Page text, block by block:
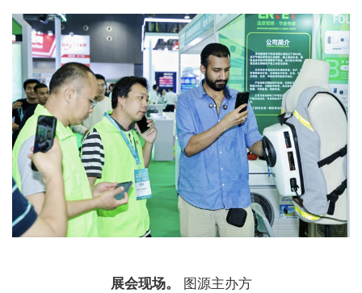
展会现场。 图源主办方